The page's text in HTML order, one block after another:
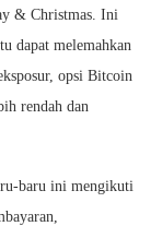
& Christmas. Ini
dapat melemahkan
opsi Bitcoin
rendah dan
baru ini mengikuti